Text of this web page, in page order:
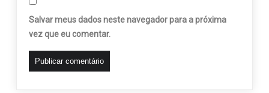
Salvar meus dados neste navegador para a próxima
vez que eu comentar.